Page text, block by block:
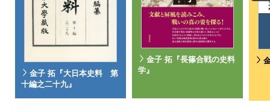
金子 拓『大日本史料 第
十編之二十九』
金子 拓『長篠合戦の史料
学』